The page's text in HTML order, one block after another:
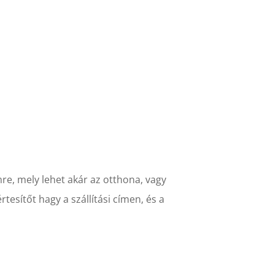
mely lehet akár az otthona, vagy
hagy a szállítási címen, és a